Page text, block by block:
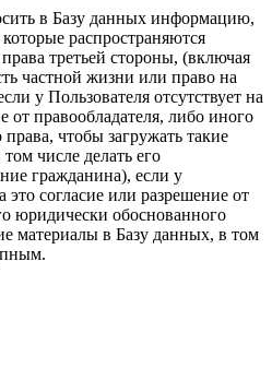
в Базу данных информацию,
распространяются
третьей стороны, (включая
частной жизни или право на
у Пользователя отсутствует на
от правообладателя, либо иного
чтобы загружать такие
числе делать его
гражданина), если у
это согласие или разрешение от
юридически обоснованного
материалы в Базу данных, в том